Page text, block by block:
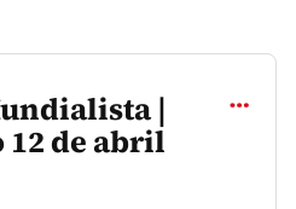
|
de abril